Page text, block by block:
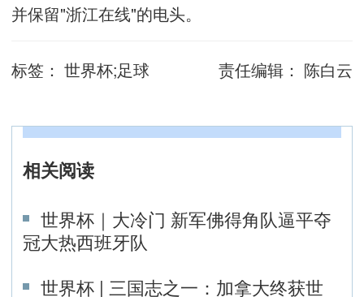
并保留"浙江在线"的电头。
标签： 世界杯;足球 责任编辑： 陈白云
相关阅读
世界杯｜大冷门 新军佛得角队逼平夺
冠大热西班牙队
世界杯 | 三国志之一：加拿大终获世